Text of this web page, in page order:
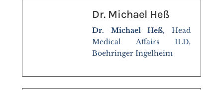
Dr. Michael Heß
Dr. Michael Heß, Head
Medical Affairs ILD,
Boehringer Ingelheim